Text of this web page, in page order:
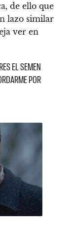
de ello que
lazo similar
ver en
EL SEMEN
POR